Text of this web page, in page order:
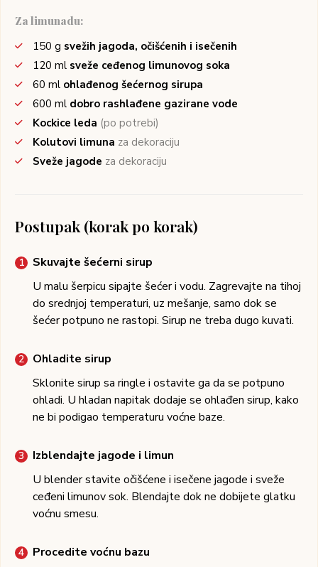
Za limunadu:
150 g svežih jagoda, očišćenih i isečenih
120 ml sveže ceđenog limunovog soka
60 ml ohlađenog šećernog sirupa
600 ml dobro rashlađene gazirane vode
Kockice leda (po potrebi)
Kolutovi limuna za dekoraciju
Sveže jagode za dekoraciju
Postupak (korak po korak)
Skuvajte šećerni sirup
U malu šerpicu sipajte šećer i vodu. Zagrevajte na tihoj
do srednjoj temperaturi, uz mešanje, samo dok se
šećer potpuno ne rastopi. Sirup ne treba dugo kuvati.
Ohladite sirup
Sklonite sirup sa ringle i ostavite ga da se potpuno
ohladi. U hladan napitak dodaje se ohlađen sirup, kako
ne bi podigao temperaturu voćne baze.
Izblendajte jagode i limun
U blender stavite očišćene i isečene jagode i sveže
ceđeni limunov sok. Blendajte dok ne dobijete glatku
voćnu smesu.
Procedite voćnu bazu